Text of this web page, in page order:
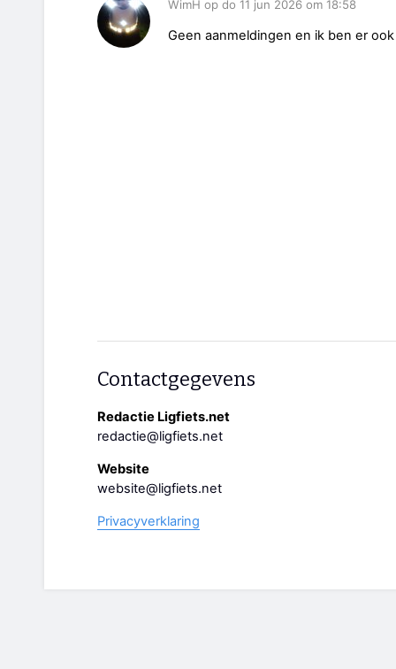
WimH op do 11 jun 2026 om 18:58
Geen aanmeldingen en ik ben er
Contactgegevens
Redactie Ligfiets.net
redactie@ligfiets.net
Website
website@ligfiets.net
Privacyverklaring